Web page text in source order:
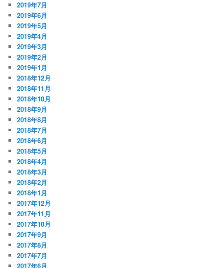
2019年7月
2019年6月
2019年5月
2019年4月
2019年3月
2019年2月
2019年1月
2018年12月
2018年11月
2018年10月
2018年9月
2018年8月
2018年7月
2018年6月
2018年5月
2018年4月
2018年3月
2018年2月
2018年1月
2017年12月
2017年11月
2017年10月
2017年9月
2017年8月
2017年7月
2017年6月